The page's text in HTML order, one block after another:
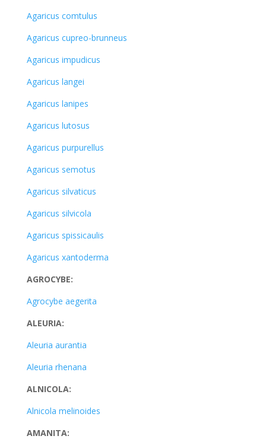
Agaricus comtulus
Agaricus cupreo-brunneus
Agaricus impudicus
Agaricus langei
Agaricus lanipes
Agaricus lutosus
Agaricus purpurellus
Agaricus semotus
Agaricus silvaticus
Agaricus silvicola
Agaricus spissicaulis
Agaricus xantoderma
AGROCYBE:
Agrocybe aegerita
ALEURIA:
Aleuria aurantia
Aleuria rhenana
ALNICOLA:
Alnicola melinoides
AMANITA: